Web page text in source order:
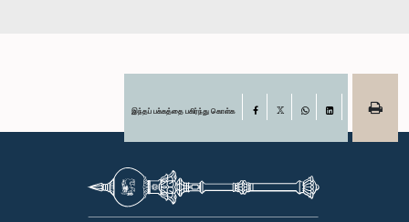
இந்தப் பக்கத்தை பகிர்ந்து கொள்க Facebook